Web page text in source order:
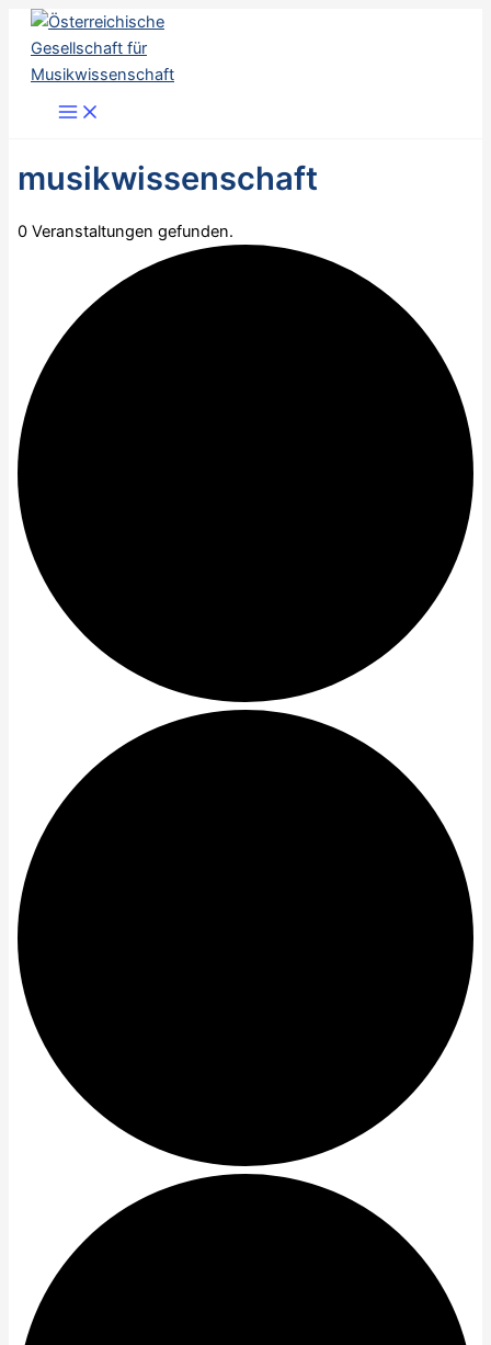
Zum
Inhalt
springen
musikwissenschaft
0 Veranstaltungen gefunden.